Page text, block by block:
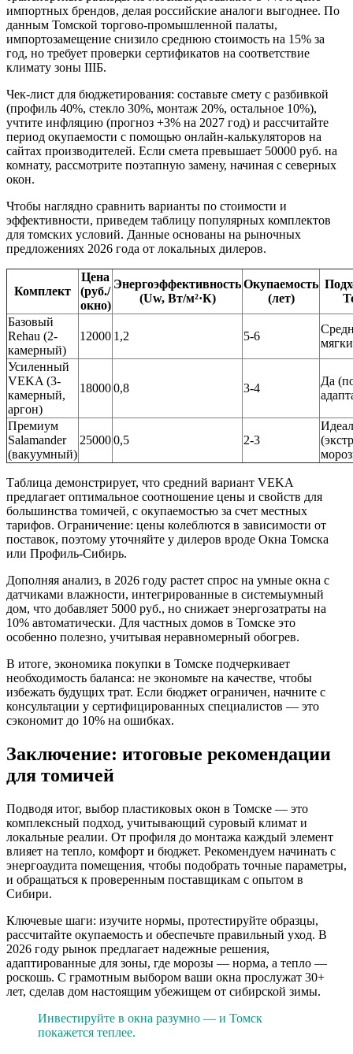
импортных брендов, делая российские аналоги выгоднее. По
данным Томской торгово-промышленной палаты,
импортозамещение снизило среднюю стоимость на 15% за
год, но требует проверки сертификатов на соответствие
климату зоны IIIБ.
Чек-лист для бюджетирования: составьте смету с разбивкой
(профиль 40%, стекло 30%, монтаж 20%, остальное 10%),
учтите инфляцию (прогноз +3% на 2027 год) и рассчитайте
период окупаемости с помощью онлайн-калькуляторов на
сайтах производителей. Если смета превышает 50000 руб. на
комнату, рассмотрите поэтапную замену, начиная с северных
окон.
Чтобы наглядно сравнить варианты по стоимости и
эффективности, приведем таблицу популярных комплектов
для томских условий. Данные основаны на рыночных
предложениях 2026 года от локальных дилеров.
Комплект
Цена
(руб./
окно)
Энергоэффективность
(Uw, Вт/м²·К)
Окупаемость
(лет)
Базовый
Rehau (2-
камерный)
12000 1,2 5-6
Усиленный
VEKA (3-
камерный,
аргон)
180000,8 3-4
Да
Премиум
Salamander
(вакуумный)
250000,5 2-3
Таблица демонстрирует, что средний вариант VEKA
предлагает оптимальное соотношение цены и свойств для
большинства томичей, с окупаемостью за счет местных
тарифов. Ограничение: цены колеблются в зависимости от
поставок, поэтому уточняйте у дилеров вроде Окна Томска
или Профиль-Сибирь.
Дополняя анализ, в 2026 году растет спрос на умные окна с
датчиками влажности, интегрированные в системыумный
дом, что добавляет 5000 руб., но снижает энергозатраты на
10% автоматически. Для частных домов в Томске это
особенно полезно, учитывая неравномерный обогрев.
В итоге, экономика покупки в Томске подчеркивает
необходимость баланса: не экономьте на качестве, чтобы
избежать будущих трат. Если бюджет ограничен, начните с
консультации у сертифицированных специалистов — это
сэкономит до 10% на ошибках.
Заключение: итоговые рекомендации
для томичей
Подводя итог, выбор пластиковых окон в Томске — это
комплексный подход, учитывающий суровый климат и
локальные реалии. От профиля до монтажа каждый элемент
влияет на тепло, комфорт и бюджет. Рекомендуем начинать с
энергоаудита помещения, чтобы подобрать точные параметры,
и обращаться к проверенным поставщикам с опытом в
Сибири.
Ключевые шаги: изучите нормы, протестируйте образцы,
рассчитайте окупаемость и обеспечьте правильный уход. В
2026 году рынок предлагает надежные решения,
адаптированные для зоны, где морозы — норма, а тепло —
роскошь. С грамотным выбором ваши окна прослужат 30+
лет, сделав дом настоящим убежищем от сибирской зимы.
Инвестируйте в окна разумно — и Томск
покажется теплее.